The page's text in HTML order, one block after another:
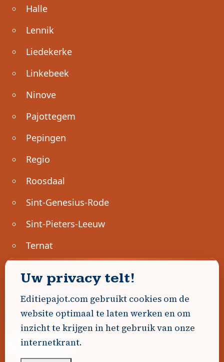
Halle
Lennik
Liedekerke
Linkebeek
Ninove
Pajottegem
Pepingen
Regio
Roosdaal
Sint-Genesius-Rode
Sint-Pieters-Leeuw
Ternat
Geen advertenties gevonden.
Uw advertentie hier? Contacteer ons!
Word Partner!
Uw privacy telt!
Editiepajot.com gebruikt cookies om de
website optimaal te laten werken en om
inzicht te krijgen in het gebruik van onze
internetkrant.